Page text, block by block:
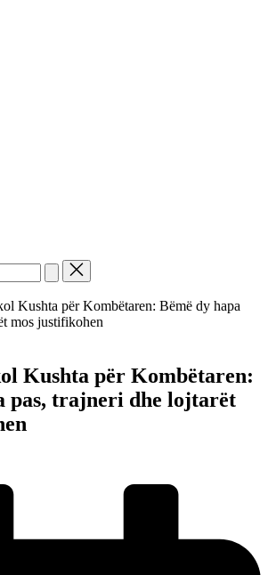
Kushta për Kombëtaren: Bëmë dy hapa
mos justifikohen
Kushta për Kombëtaren:
pas, trajneri dhe lojtarët